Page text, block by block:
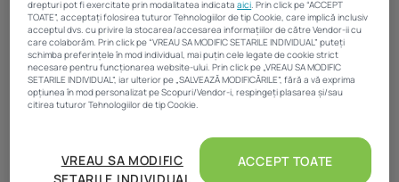
& wooD Group începând cu jumptatea lunii ianuarie.
Potrivit unei prezentări a companiei din luna aprilie, ansamblul ar
urma să cuprindă 5.000 de unități locative, edificate pe malul
bălții Tătaru, pe un teren de 180 de hectare. Deocamdată, în afara
acestei prezentări, nu sunt alte informații disponibile referitoare
la data de începere a lucrărilor sau a ritmului de construcție.
Până când
vom obține
aceste
drepturi pot fi exercitate prin modalitatea indicataaici. Prin click pe “ACCEPT
TOATE”, acceptați folosirea tuturor Tehnologiilor de tip Cookie, care implică inclusiv
acceptul dvs. cu privire la stocarea/accesarea informațiilor de către Vendor-ii cu
care colaborăm. Prin click pe “VREAU SA MODIFIC SETARILE INDIVIDUAL” puteți
schimba preferințele în mod individual, mai puțin cele legate de cookie strict
necesare pentru funcționarea website-ului. Prin click pe „VREAU SA MODIFIC
SETARILE INDIVIDUAL”, iar ulterior pe „SALVEAZĂ MODIFICĂRILE”, fără a vă exprima
opțiunea în mod personalizat pe Scopuri/Vendor-i, respingeți plasarea și/sau
citirea tuturor Tehnologiilor de tip Cookie.
Atât noi, cât și partenerii noștri prelucrăm datele pentru
a oferi:VREAU SA MODIFIC
ACCEPT TOATE